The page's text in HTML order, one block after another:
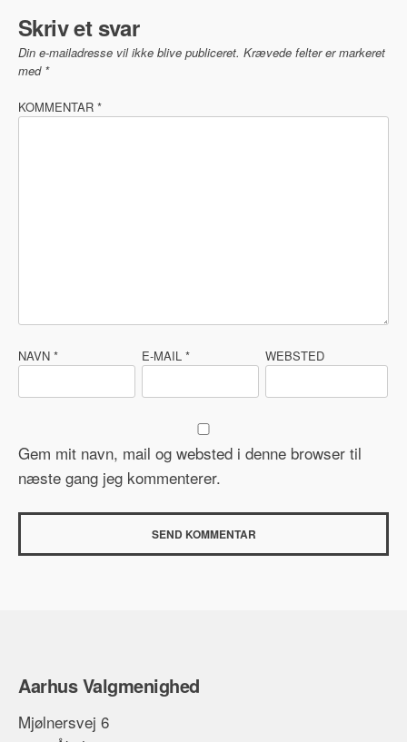
Skriv et svar
Din e-mailadresse vil ikke blive publiceret. Krævede felter er markeret
med *
KOMMENTAR *
NAVN * E-MAIL * WEBSTED
Gem mit navn, mail og websted i denne browser til
næste gang jeg kommenterer.
Aarhus Valgmenighed
Mjølnersvej 6